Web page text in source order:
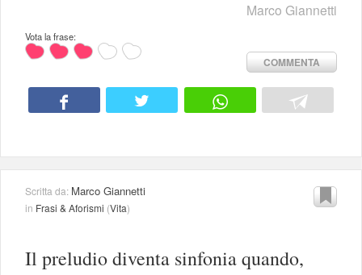
Marco Giannetti
Vota la frase:
COMMENTA
Scritta da: Marco Giannetti
in Frasi & Aforismi (Vita)
Il preludio diventa sinfonia quando,